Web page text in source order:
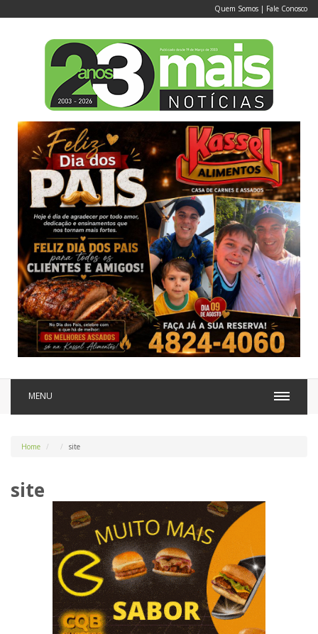
Quem Somos | Fale Conosco
MENU
Home site
site